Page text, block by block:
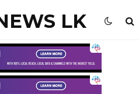
LK